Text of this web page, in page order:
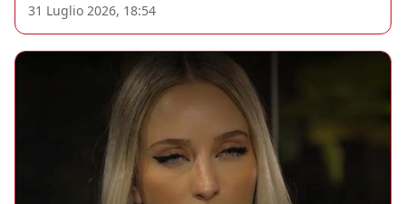
31 Luglio 2026, 18:54